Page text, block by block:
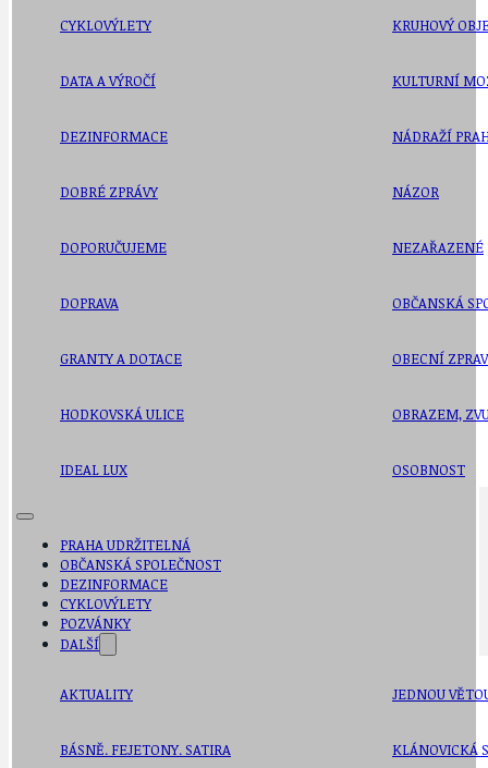
CYKLOVÝLETY
DATA A VÝROČÍ
DEZINFORMACE
DOBRÉ ZPRÁVY
DOPORUČUJEME
DOPRAVA
GRANTY A DOTACE
HODKOVSKÁ ULICE
IDEAL LUX
KRUHOVÝ
KULTURNÍ
NÁDRAŽÍ
NÁZOR
NEZAŘAZENÉ
OBČANSKÁ
OBECNÍ
OBRAZEM,
OSOBNOST
PRAHA UDRŽITELNÁ
OBČANSKÁ SPOLEČNOST
DEZINFORMACE
CYKLOVÝLETY
POZVÁNKY
DALŠÍ
AKTUALITY
BÁSNĚ. FEJETONY. SATIRA
JEDNOU
KLÁNOVICKÁ